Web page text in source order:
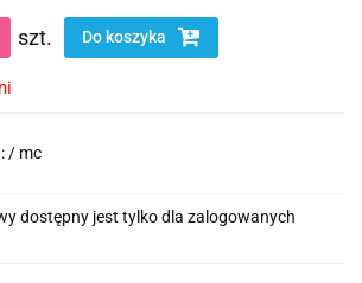
szt. Do koszyka
/ mc
dostępny jest tylko dla zalogowanych